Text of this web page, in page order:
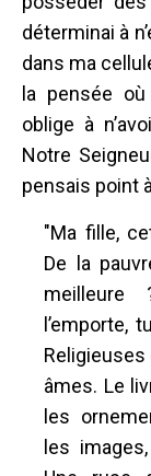
déterminai à
dans ma
la pensée
oblige à
Notre
pensais point
"Ma fille,
De la
meilleure
l’emporte,
Religieuses
âmes. Le
les
les